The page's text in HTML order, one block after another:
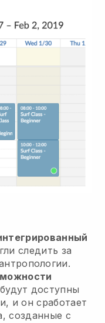
следить за
доступны
и он сработает
созданные с